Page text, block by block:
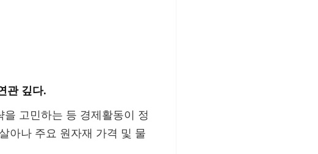
관 깊다.
고민하는 등 경제활동이 정
아나 주요 원자재 가격 및 물